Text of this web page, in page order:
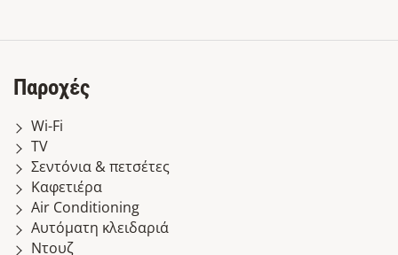
Παροχές
Wi-Fi
TV
Σεντόνια & πετσέτες
Καφετιέρα
Air Conditioning
Αυτόματη κλειδαριά
Ντουζ